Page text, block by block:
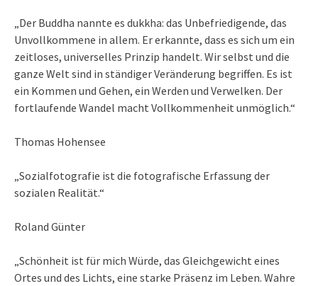
„Der Buddha nannte es dukkha: das Unbefriedigende, das
Unvollkommene in allem. Er erkannte, dass es sich um ein
zeitloses, universelles Prinzip handelt. Wir selbst und die
ganze Welt sind in ständiger Veränderung begriffen. Es ist
ein Kommen und Gehen, ein Werden und Verwelken. Der
fortlaufende Wandel macht Vollkommenheit unmöglich.“
Thomas Hohensee
„Sozialfotografie ist die fotografische Erfassung der
sozialen Realität.“
Roland Günter
„Schönheit ist für mich Würde, das Gleichgewicht eines
Ortes und des Lichts, eine starke Präsenz im Leben. Wahre